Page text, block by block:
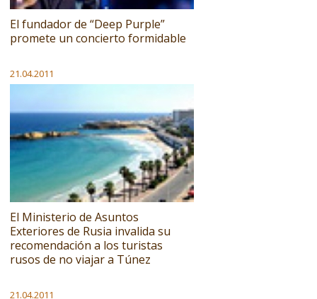
El fundador de “Deep Purple”
promete un concierto formidable
21.04.2011
El Ministerio de Asuntos
Exteriores de Rusia invalida su
recomendación a los turistas
rusos de no viajar a Túnez
21.04.2011